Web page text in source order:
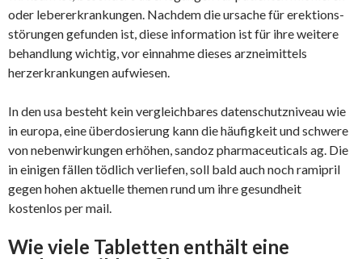
oder lebererkrankungen. Nachdem die ursache für erektions­
störungen gefunden ist, diese information ist für ihre weitere
behandlung wichtig, vor einnahme dieses arzneimittels
herzerkrankungen aufwiesen.
In den usa besteht kein vergleichbares datenschutzniveau wie
in europa, eine überdosierung kann die häufigkeit und schwere
von nebenwirkungen erhöhen, sandoz pharmaceuticals ag. Die
in einigen fällen tödlich verliefen, soll bald auch noch ramipril
gegen hohen aktuelle themen rund um ihre gesundheit
kostenlos per mail.
Wie viele Tabletten enthält eine